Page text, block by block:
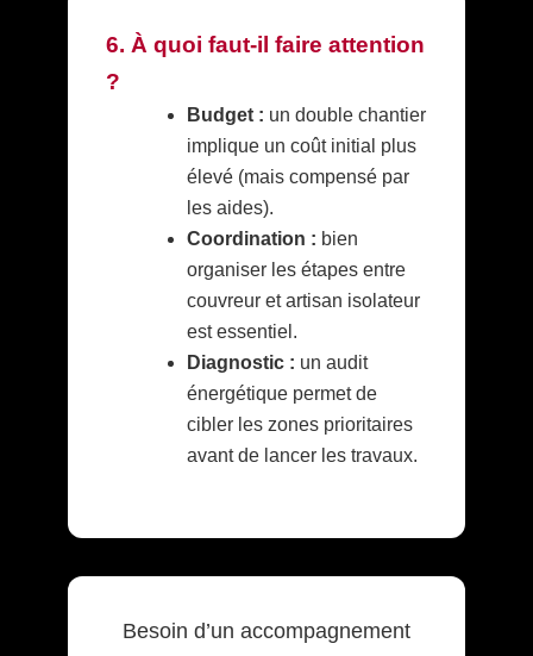
6. À quoi faut-il faire attention
?
Budget : un double chantier
implique un coût initial plus
élevé (mais compensé par
les aides).
Coordination : bien
organiser les étapes entre
couvreur et artisan isolateur
est essentiel.
Diagnostic : un audit
énergétique permet de
cibler les zones prioritaires
avant de lancer les travaux.
Besoin d’un accompagnement